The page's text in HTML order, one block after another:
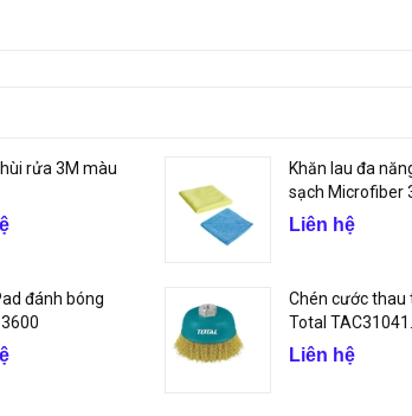
rửa 3M màu
Khăn lau đa
sạch Microfiber
Liên hệ
đánh bóng
Chén cước thau
Total
Liên hệ